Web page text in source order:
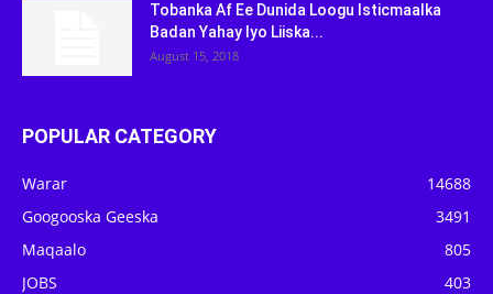
Tobanka Af Ee Dunida Loogu Isticmaalka
Badan Yahay Iyo Liiska...
August 15, 2018
POPULAR CATEGORY
Warar
14688
Googooska Geeska
3491
Maqaalo
805
JOBS
403